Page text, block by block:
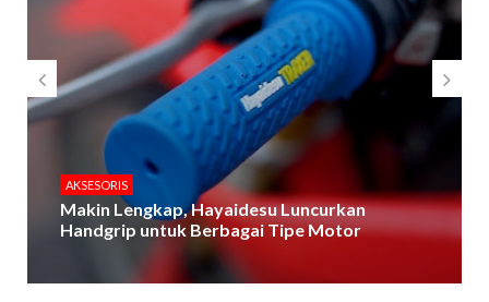
AKSESORIS
Makin Lengkap, Hayaidesu Luncurkan
Handgrip untuk Berbagai Tipe Motor